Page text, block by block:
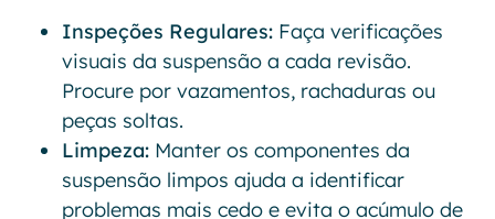
Inspeções Regulares: Faça verificações
visuais da suspensão a cada revisão.
Procure por vazamentos, rachaduras ou
peças soltas.
Limpeza: Manter os componentes da
suspensão limpos ajuda a identificar
problemas mais cedo e evita o acúmulo de